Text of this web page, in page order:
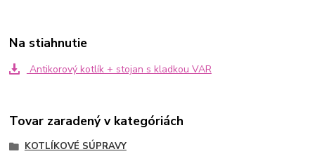
Na stiahnutie
Antikorový kotlík + stojan s kladkou VAR
Tovar zaradený v kategóriách
KOTLÍKOVÉ SÚPRAVY